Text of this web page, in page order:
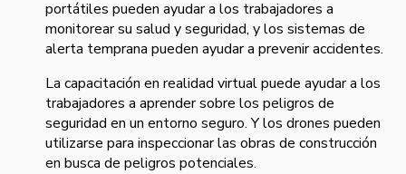
portátiles pueden ayudar a los trabajadores a
monitorear su salud y seguridad, y los sistemas de
alerta temprana pueden ayudar a prevenir accidentes.
La capacitación en realidad virtual puede ayudar a los
trabajadores a aprender sobre los peligros de
seguridad en un entorno seguro. Y los drones pueden
utilizarse para inspeccionar las obras de construcción
en busca de peligros potenciales.